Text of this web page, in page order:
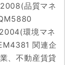
品質マネ
環境マネ
関連企
、不動産賃貸